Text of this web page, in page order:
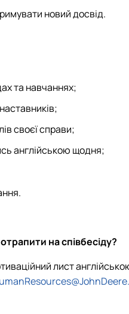
новий досвід.
та навчаннях;
своєї справи;
англійською щодня;
на співбесіду?
лист